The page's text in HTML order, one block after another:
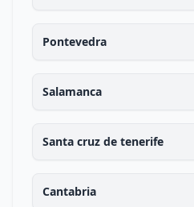
Pontevedra
Salamanca
Santa cruz de tenerife
Cantabria